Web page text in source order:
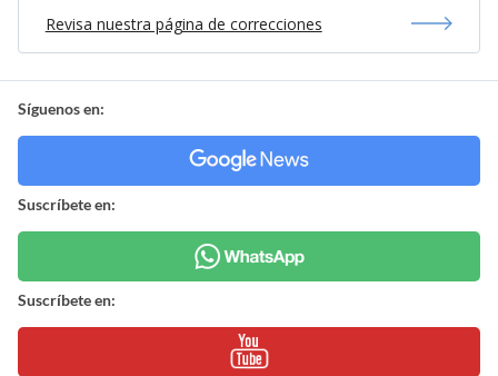
Revisa nuestra página de correcciones
Síguenos en:
Suscríbete en:
Suscríbete en: